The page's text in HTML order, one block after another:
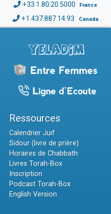
+33.1.80.20.5000 France
+1.437.887.14.93 Canada
Ressources
Calendrier Juif
Sidour (livre de prière)
Horaires de Chabbath
Livres Torah-Box
Inscription
Podcast Torah-Box
English Version